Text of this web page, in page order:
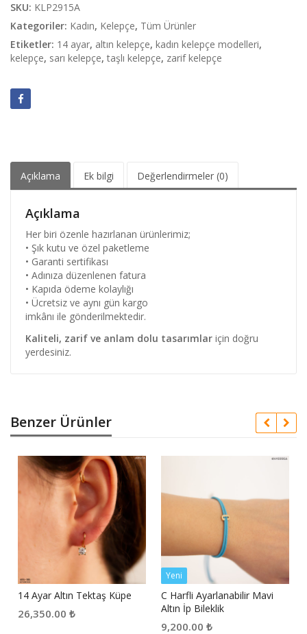
SKU: KLP2915A
Kategoriler: Kadın, Kelepçe, Tüm Ürünler
Etiketler: 14 ayar, altın kelepçe, kadın kelepçe modelleri,
kelepçe, sarı kelepçe, taşlı kelepçe, zarif kelepçe
Açıklama Ek bilgi Değerlendirmeler (0)
Açıklama
Her biri özenle hazırlanan ürünlerimiz;
• Şık kutu ve özel paketleme
• Garanti sertifikası
• Adınıza düzenlenen fatura
• Kapıda ödeme kolaylığı
• Ücretsiz ve aynı gün kargo
imkânı ile gönderilmektedir.
Kaliteli, zarif ve anlam dolu tasarımlar için doğru
yerdesiniz.
Benzer Ürünler
14 Ayar Altın Tektaş Küpe
26,350.00 ₺
Yeni
C Harfli Ayarlanabilir Mavi
Altın İp Bileklik
9,200.00 ₺